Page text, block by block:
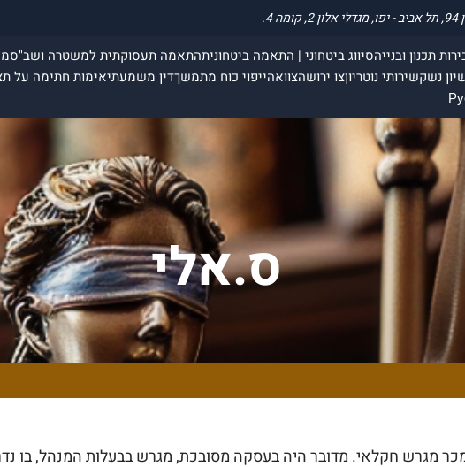
4.
תכנון ובנייהסיווג ביטחוני | התאמה ביטחוניתהתאמה תעסוקתית למשטרה ושב"ס
נשקשירותי נוטריוןצו ירושהצוואהייפוי כוח מתמשךדין משמעתיאימות חתימה על
ס.אלי
מכר מגרש חקלאי. מדובר היה בעסקה מסובכת, מגרש בבעלות המנהל,